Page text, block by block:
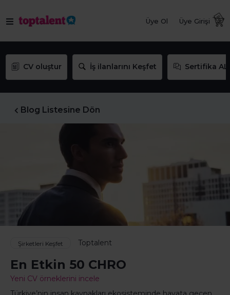
Üye Ol Üye Girişi
CV oluştur İş ilanlarını Keşfet Sertifika AL
Blog Listesine Dön
Şirketleri Keşfet Toptalent
En Etkin 50 CHRO
Yeni CV örneklerini incele